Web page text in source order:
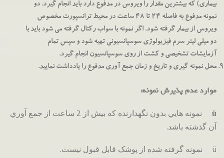
بیماری) که بیشترین مقدار را ویروس در مدفوع دارد باید انجام گیرد. دو
نمونه مدفوع به فاصله 24 تا 48 ساعت در محیط ترانسپورت مخصوص
ویروس از بیمار گرفته شود. اگر نمونه با سواب رکتال گرفته می شود باید با
دو میلی لیتر سرم فیزیولوژی سوسپانسیونی تهیه شود و سپس تمام
آزمایشات تشخیصی و کشت از روی سوسپانسیون انجام گیرد.
محل نمونه گیری و تاریخ و زمان جمع آوری مدفوع را یادداشت نمایید.
موارد عدم پذیرش نمونه:
ü
نمونه هايي بدون نگهدارنده كه بیش از 2 ساعت از جمع آوري
آن گذشته باشد.
ü نمونه گرفته شده از پوشک قابل قبول نیست.